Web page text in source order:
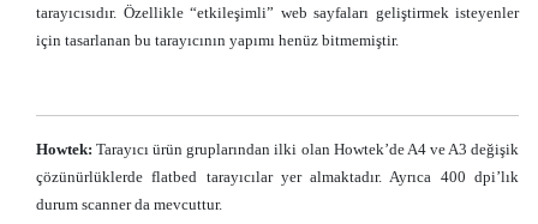
tarayıcısıdır. Özellikle “etkileşimli” web sayfaları geliştirmek isteyenler
için tasarlanan bu tarayıcının yapımı henüz bitmemiştir.
Howtek: Tarayıcı ürün gruplarından ilki olan Howtek’de A4 ve A3 değişik
çözünürlüklerde flatbed tarayıcılar yer almaktadır. Ayrıca 400 dpi’lık
durum scanner da mevcuttur.